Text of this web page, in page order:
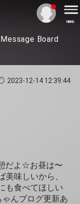
MENU
Board
2023-12-14 12:39:44
だよ☆お昼は〜
味しいから、
も食べてほしい
んブログ更新あ